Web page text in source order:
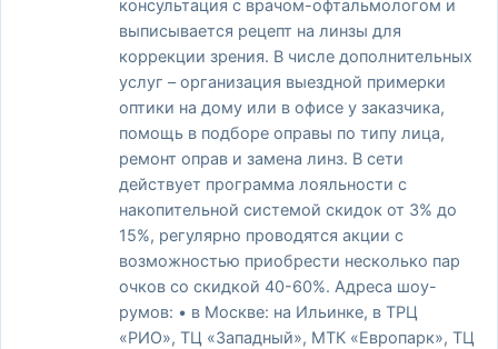
консультация с врачом-офтальмологом и
выписывается рецепт на линзы для
коррекции зрения. В числе дополнительных
услуг – организация выездной примерки
оптики на дому или в офисе у заказчика,
помощь в подборе оправы по типу лица,
ремонт оправ и замена линз. В сети
действует программа лояльности с
накопительной системой скидок от 3% до
15%, регулярно проводятся акции с
возможностью приобрести несколько пар
очков со скидкой 40-60%. Адреса шоу-
румов: • в Москве: на Ильинке, в ТРЦ
«РИО», ТЦ «Западный», МТК «Европарк», ТЦ